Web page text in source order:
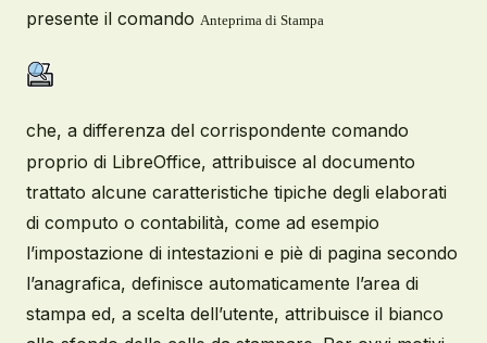
presente il comando Anteprima di Stampa
che, a differenza del corrispondente comando
proprio di LibreOffice, attribuisce al documento
trattato alcune caratteristiche tipiche degli elaborati
di computo o contabilità, come ad esempio
l’impostazione di intestazioni e piè di pagina secondo
l’anagrafica, definisce automaticamente l’area di
stampa ed, a scelta dell’utente, attribuisce il bianco